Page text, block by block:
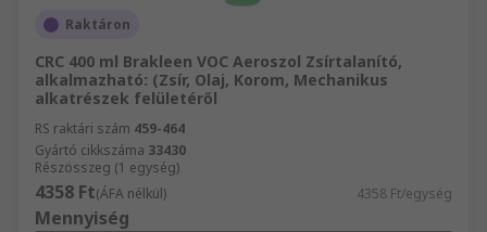
Raktáron
CRC 400 ml Brakleen VOC Aeroszol Zsírtalanító,
alkalmazható: (Zsír, Olaj, Korom, Mechanikus
alkatrészek felületéről
RS raktári szám 459-464
Gyártó cikkszáma 33430
Részösszeg (1 egység)
4358 Ft(ÁFA nélkül) 4358 Ft/egység
Mennyiség